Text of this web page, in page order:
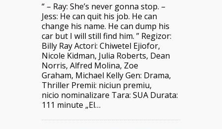
“ – Ray: She’s never gonna stop. –
Jess: He can quit his job. He can
change his name. He can dump his
car but I will still find him. ” Regizor:
Billy Ray Actori: Chiwetel Ejiofor,
Nicole Kidman, Julia Roberts, Dean
Norris, Alfred Molina, Zoe
Graham, Michael Kelly Gen: Drama,
Thriller Premii: niciun premiu,
nicio nominalizare Tara: SUA Durata:
111 minute „El…